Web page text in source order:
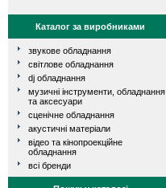
Каталог за виробниками
звукове обладнання
світлове обладнання
dj обладнання
музичні інструменти, обладнання
та аксесуари
сценічне обладнання
акустичні матеріали
відео та кінопроекційне
обладнання
всі бренди